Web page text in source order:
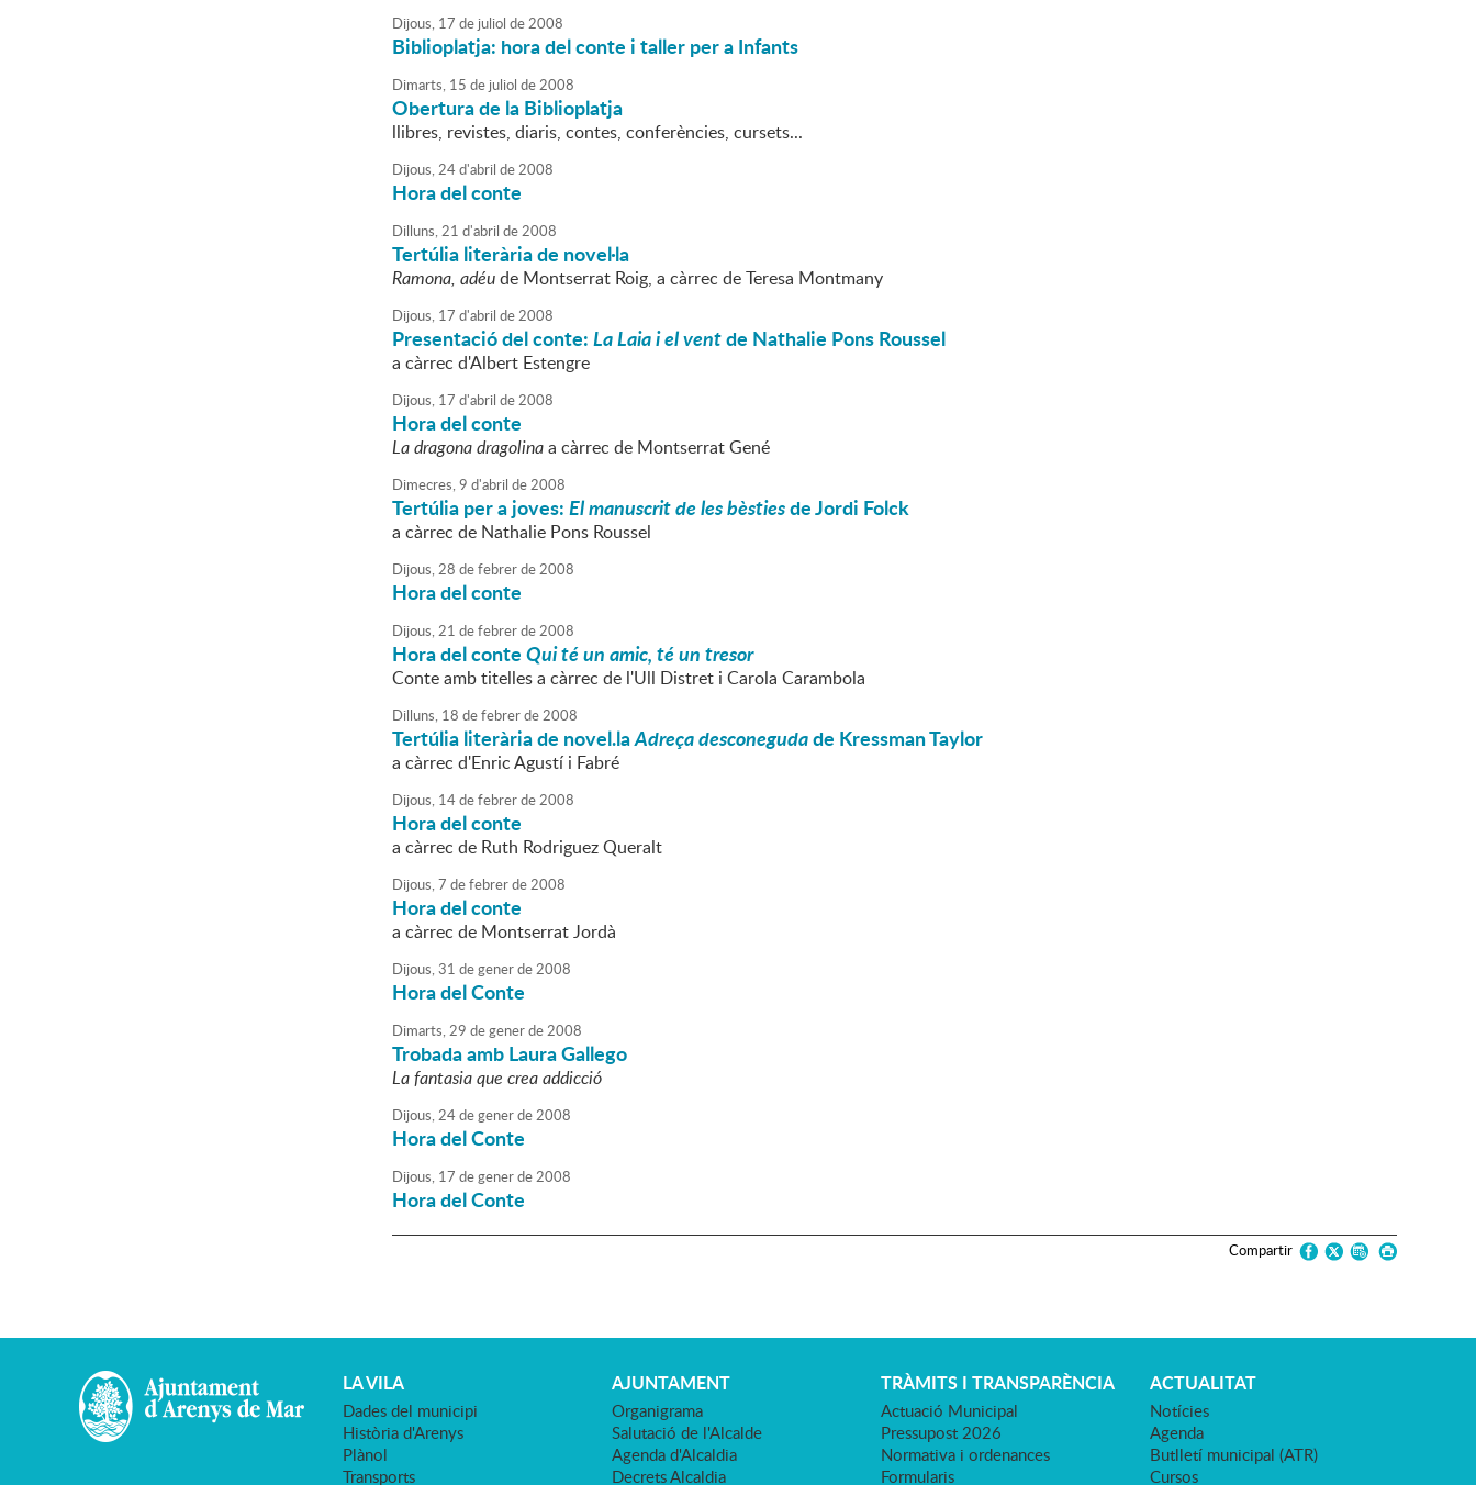
Dijous, 17 de juliol de2008
Biblioplatja: hora del conte i taller per a Infants
Dimarts, 15 de juliol de2008
Obertura de la Biblioplatja
llibres, revistes, diaris, contes, conferències, cursets...
Dijous,24d'abril de2008
Hora del conte
Dilluns,21 d'abril de2008
Tertúlia literària de novel·la
Ramona, adéude Montserrat Roig, a càrrec de Teresa Montmany
Dijous, 17 d'abril de2008
Presentació del conte:La Laia i el ventde Nathalie Pons Roussel
a càrrec d'Albert Estengre
Dijous, 17 d'abril de2008
Hora del conte
La dragona dragolinaa càrrec de Montserrat Gené
Dimecres,9 d'abril de2008
Tertúlia per a joves:El manuscrit de les bèstiesde Jordi Folck
a càrrec de Nathalie Pons Roussel
Dijous,28 defebrerde2008
Hora del conte
Dijous,21 defebrerde2008
Hora del conteQui té un amic, té un tresor
Conte amb titelles a càrrec de l'Ull Distret i Carola Carambola
Dilluns, 18 defebrerde2008
Tertúlia literària de novel.laAdreça desconegudade Kressman Taylor
a càrrec d'Enric Agustí i Fabré
Dijous, 14defebrerde2008
Hora del conte
a càrrec de Ruth Rodriguez Queralt
Dijous,7 defebrerde2008
Hora del conte
a càrrec de Montserrat Jordà
Dijous,31 degenerde2008
Hora del Conte
Dimarts,29 degenerde2008
Trobada amb Laura Gallego
La fantasia que crea addicció
Dijous,24degenerde2008
Hora del Conte
Dijous, 17 degenerde2008
Hora del Conte
Compartir
LA VILA
Dades del municipi
Història d'Arenys
Plànol
Transports
AJUNTAMENT
Organigrama
Salutació de l'Alcalde
Agenda d'Alcaldia
Decrets Alcaldia
TRÀMITS I TRANSPARÈNCIA
Actuació Municipal
Pressupost 2026
Normativa i ordenances
Formularis
ACTUALITAT
Notícies
Agenda
Butlletí municipal (ATR)
Cursos